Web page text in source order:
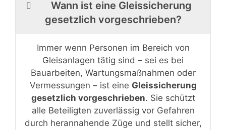
Wann ist eine Gleissicherung
gesetzlich vorgeschrieben?
Immer wenn Personen im Bereich von
Gleisanlagen tätig sind – sei es bei
Bauarbeiten, Wartungsmaßnahmen oder
Vermessungen – ist eine Gleissicherung
gesetzlich vorgeschrieben. Sie schützt
alle Beteiligten zuverlässig vor Gefahren
durch herannahende Züge und stellt sicher,